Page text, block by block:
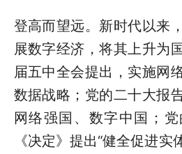
登高而望远。新时代以来
展数字经济，将其上升为
届五中全会提出，实施网
数据战略；党的二十大报
网络强国、数字中国；
《决定》提出“健全促进